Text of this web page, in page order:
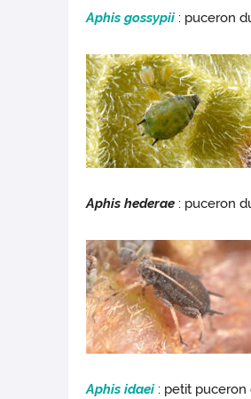
Aphis gossypii: puceron
Aphis hederae : puceron
Aphis idaei: petit puceron